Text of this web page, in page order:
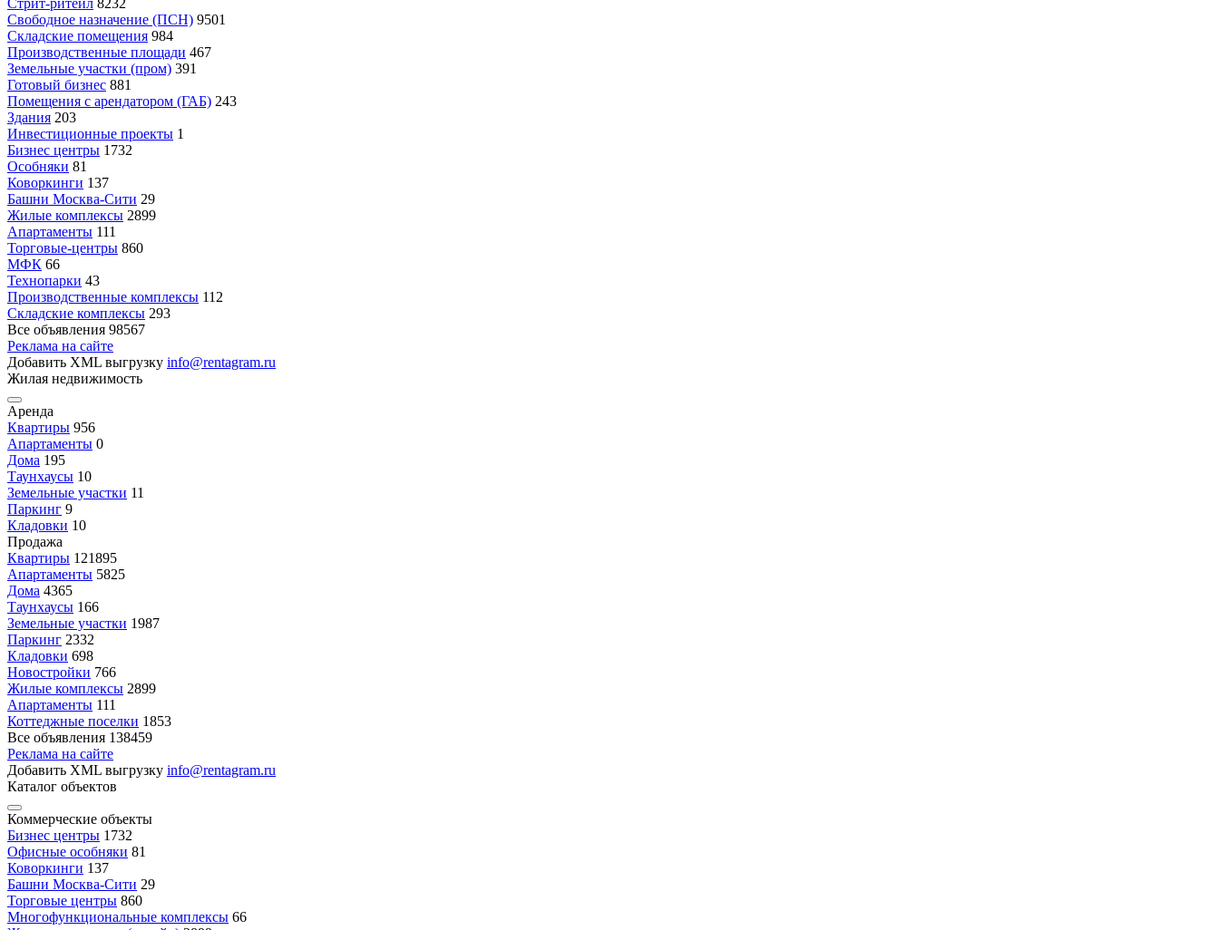
Стрит-ритейл 8232
Свободное назначение (ПСН) 9501
Складские помещения 984
Производственные площади 467
Земельные участки (пром) 391
Готовый бизнес 881
Помещения с арендатором (ГАБ) 243
Здания 203
Инвестиционные проекты 1
Бизнес центры 1732
Особняки 81
Коворкинги 137
Башни Москва-Сити 29
Жилые комплексы 2899
Апартаменты 111
Торговые-центры 860
МФК 66
Технопарки 43
Производственные комплексы 112
Складские комплексы 293
Все объявления 98567
Реклама на сайте
Добавить XML выгрузку info@rentagram.ru
Жилая недвижимость
Аренда
Квартиры 956
Апартаменты 0
Дома 195
Таунхаусы 10
Земельные участки 11
Паркинг 9
Кладовки 10
Продажа
Квартиры 121895
Апартаменты 5825
Дома 4365
Таунхаусы 166
Земельные участки 1987
Паркинг 2332
Кладовки 698
Новостройки 766
Жилые комплексы 2899
Апартаменты 111
Коттеджные поселки 1853
Все объявления 138459
Реклама на сайте
Добавить XML выгрузку info@rentagram.ru
Каталог объектов
Коммерческие объекты
Бизнес центры 1732
Офисные особняки 81
Коворкинги 137
Башни Москва-Сити 29
Торговые центры 860
Многофункциональные комплексы 66